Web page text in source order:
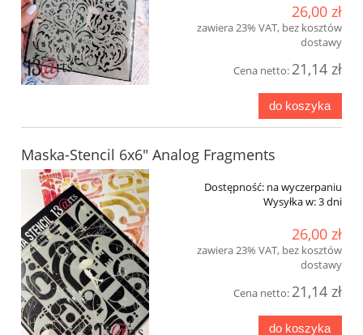
26,00 zł
zawiera 23% VAT, bez kosztów
dostawy
Cena netto: 21,14 zł
do koszyka
Maska-Stencil 6x6" Analog Fragments
Dostępność: na wyczerpaniu
Wysyłka w:3 dni
26,00 zł
zawiera 23% VAT, bez kosztów
dostawy
Cena netto: 21,14 zł
do koszyka